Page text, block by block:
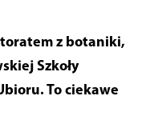
z botaniki,
Szkoły
To ciekawe